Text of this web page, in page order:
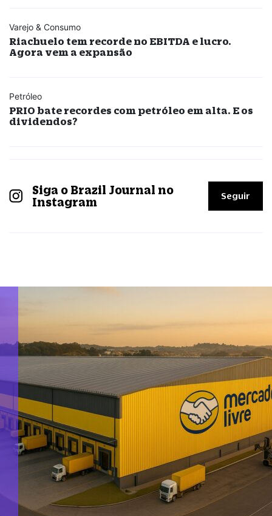
Varejo & Consumo
Riachuelo tem recorde no EBITDA e lucro.
Agora vem a expansão
Petróleo
PRIO bate recordes com petróleo em alta. E os
dividendos?
Siga o Brazil Journal no
Instagram
Seguir